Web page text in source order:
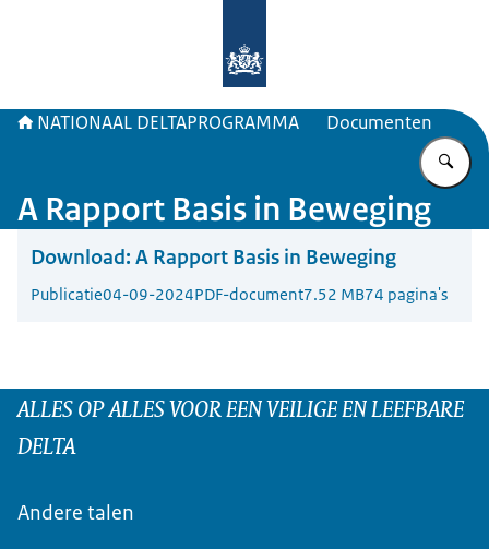
NATIONAAL DELTAPROGRAMMA Documenten
A Rapport Basis in Beweging
Download: A Rapport Basis in Beweging
Publicatie04-09-2024PDF-document7.52 MB74 pagina's
ALLES OP ALLES VOOR EEN VEILIGE EN LEEFBARE
DELTA
Andere talen